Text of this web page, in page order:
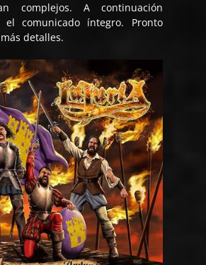
complejos. A continuación
el comunicado íntegro. Pronto
detalles.